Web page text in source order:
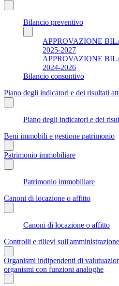
Bilancio preventivo
APPROVAZIONE
2025-2027
APPROVAZIONE
2024-2026
Bilancio consuntivo
Piano degli indicatori e dei risultati
Piano degli indicatori e dei
Beni immobili e gestione patrimonio
Patrimonio immobiliare
Patrimonio immobiliare
Canoni di locazione o affitto
Canoni di locazione o affitto
Controlli e rilievi sull'amministrazione
Organismi indipendenti di
organismi con funzioni analoghe